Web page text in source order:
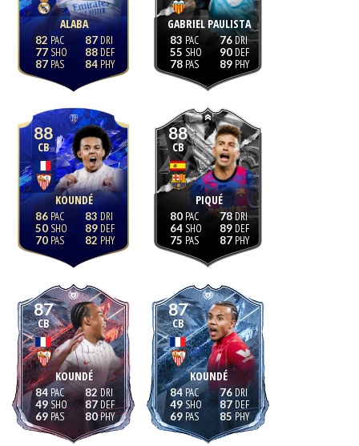
ALABA
82
77
87
87
88
84
GABRIEL PAULISTA
83
55
78
76
90
89
88
CB
KOUNDÉ
86
50
70
83
89
82
88
CB
PIQUÉ
80
64
75
78
89
87
87
CB
KOUNDÉ
84
49
69
82
87
80
87
CB
KOUNDÉ
84
49
69
76
87
85